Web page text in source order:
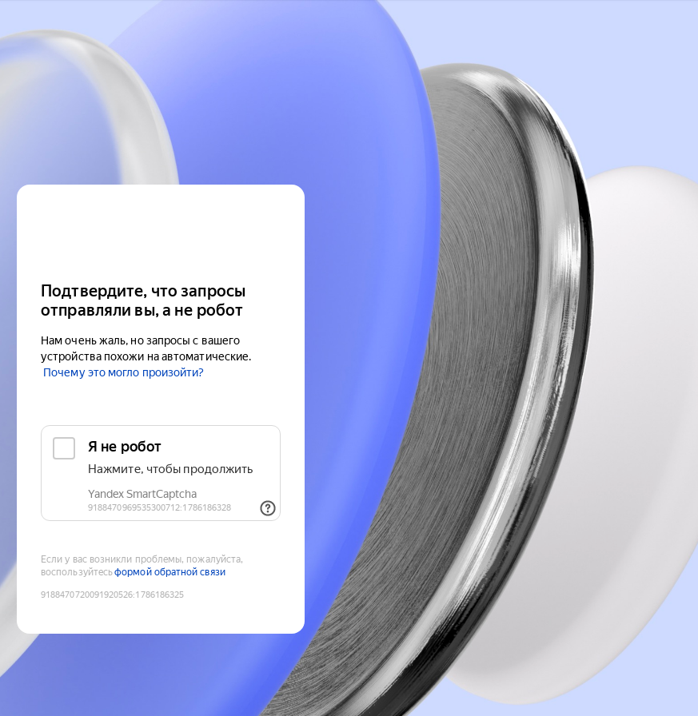
Подтвердите, что запросы
отправляли вы, а не робот
Нам очень жаль, но запросы с вашего
устройства похожи на автоматические.
Почему это могло произойти?
Если у вас возникли проблемы, пожалуйста,
воспользуйтесьформой обратной связи
9188470720091920526:1786186325